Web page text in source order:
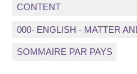
CONTENT
000- ENGLISH - MATTER
SOMMAIRE PAR PAYS